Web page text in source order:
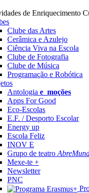
de Enriquecimento
Clube das Artes
Cerâmica e Azulejo
Ciência Viva na Escola
Clube de Fotografia
Clube de Música
Programação e Robótica
Antologia e_moções
Apps For Good
Eco-Escolas
E.F. / Desporto Escolar
Energy up
Escola Feliz
INOV E
Grupo de teatro
Mexe-te +
Newsletter
PNC